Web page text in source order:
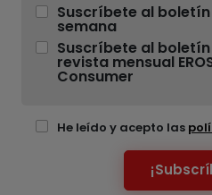
Suscríbete al boletín
semana
Suscríbete al
revista mensual
Consumer
He leído y acepto las